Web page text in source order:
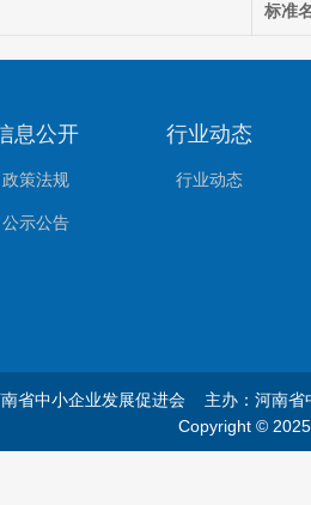
标准
息公开
政策法规
公示公告
行业动态
行业动态
南省中小企业发展促进会 主办：河南
Copyright ©